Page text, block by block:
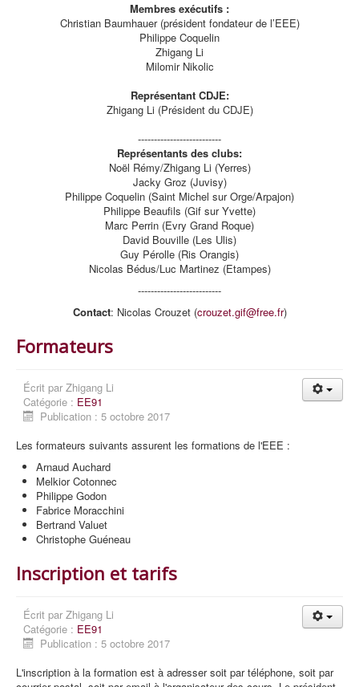
Membres exécutifs :
Christian Baumhauer (président fondateur de l’EEE)
Philippe Coquelin
Zhigang Li
Milomir Nikolic
Représentant CDJE:
Zhigang Li (Président du CDJE)
--------------------------
Représentants des clubs:
Noël Rémy/Zhigang Li (Yerres)
Jacky Groz (Juvisy)
Philippe Coquelin (Saint Michel sur Orge/Arpajon)
Philippe Beaufils (Gif sur Yvette)
Marc Perrin (Evry Grand Roque)
David Bouville (Les Ulis)
Guy Pérolle (Ris Orangis)
Nicolas Bédus/Luc Martinez (Etampes)
--------------------------
Contact: Nicolas Crouzet (crouzet.gif@free.fr)
Formateurs
Écrit par Zhigang Li
Catégorie : EE91
Publication : 5 octobre 2017
Les formateurs suivants assurent les formations de l'EEE :
Arnaud Auchard
Melkior Cotonnec
Philippe Godon
Fabrice Moracchini
Bertrand Valuet
Christophe Guéneau
Inscription et tarifs
Écrit par Zhigang Li
Catégorie : EE91
Publication : 5 octobre 2017
L'inscription à la formation est à adresser soit par téléphone, soit par